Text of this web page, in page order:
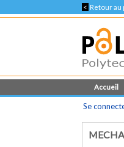
< Retour
Accueil
Se